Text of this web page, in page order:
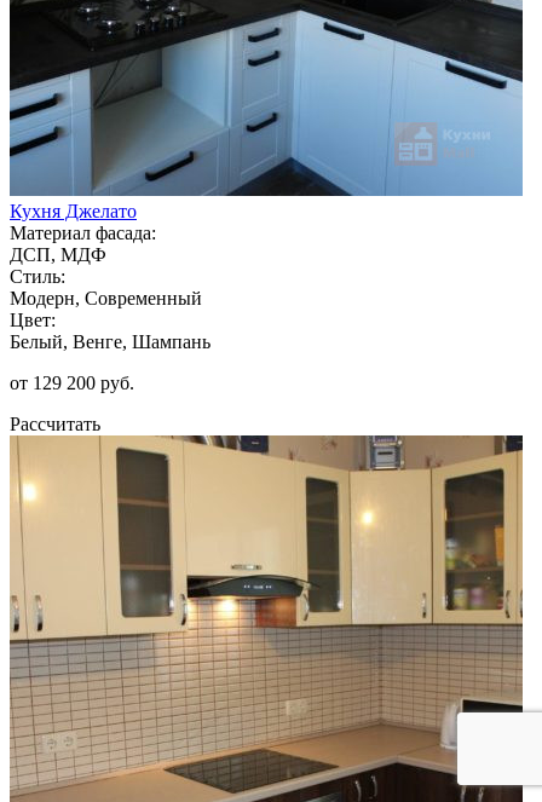
Кухня Джелато
Материал фасада:
ДСП, МДФ
Стиль:
Модерн, Современный
Цвет:
Белый, Венге, Шампань
от 129 200 руб.
Рассчитать